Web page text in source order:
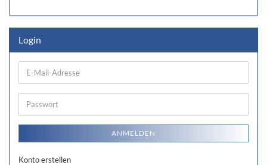
Login
E-
Mail-
Adresse
Passwort
ANMELDEN
Konto erstellen